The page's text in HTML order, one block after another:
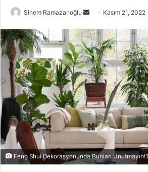
Sinem Ramazanoğlu
Bir
posta
göndermek
Kasım 21, 2022
Feng Shui Dekorasyonunda Bunları Unutmayın!1